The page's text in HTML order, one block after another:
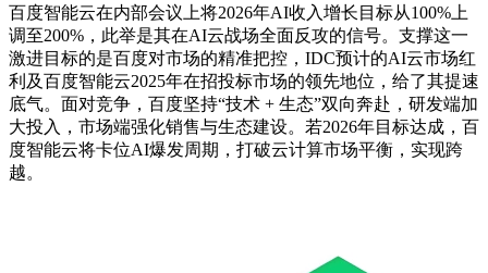
百度智能云在内部会议上将2026年AI收入增长目标从100%上
调至200%，此举是其在AI云战场全面反攻的信号。支撑这一
激进目标的是百度对市场的精准把控，IDC预计的AI云市场红
利及百度智能云2025年在招投标市场的领先地位，给了其提速
底气。面对竞争，百度坚持“技术 + 生态”双向奔赴，研发端加
大投入，市场端强化销售与生态建设。若2026年目标达成，百
度智能云将卡位AI爆发周期，打破云计算市场平衡，实现跨
越。